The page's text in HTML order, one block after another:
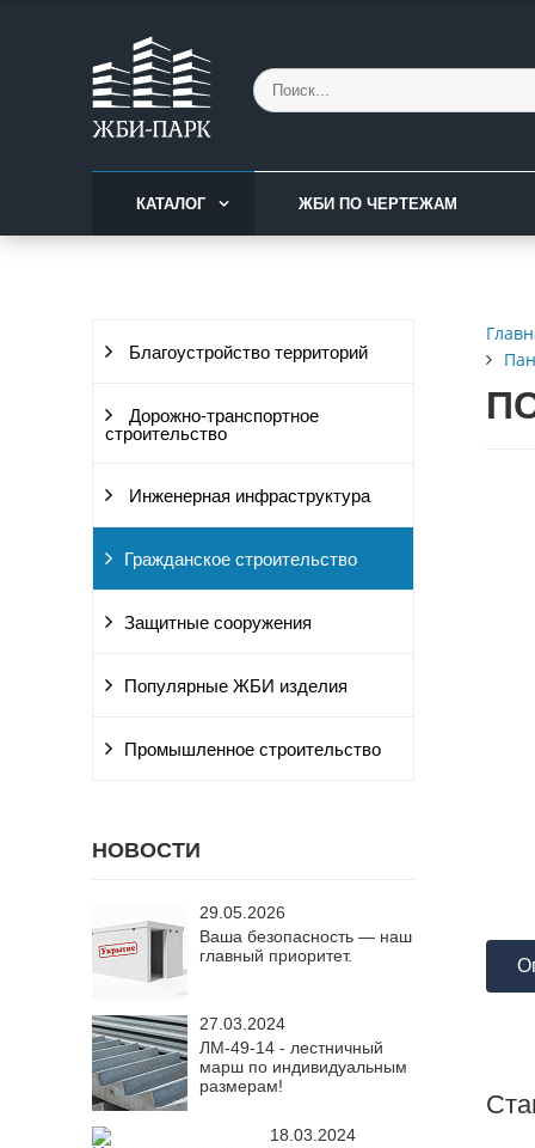
КАТАЛОГ ЖБИ ПО ЧЕРТЕЖАМ
Благоустройство территорий
Дорожно-транспортное
строительство
Инженерная инфраструктура
Гражданское строительство
Защитные сооружения
Популярные ЖБИ изделия
Промышленное строительство
НОВОСТИ
29.05.2026
Ваша безопасность — наш
главный приоритет.
27.03.2024
ЛМ-49-14 - лестничный
марш по индивидуальным
размерам!
18.03.2024